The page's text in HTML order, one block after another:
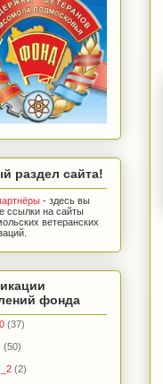
раздел сайта!
- здесь вы
ссылки на сайты
ветеранских
фонда
(37)
(50)
(2)